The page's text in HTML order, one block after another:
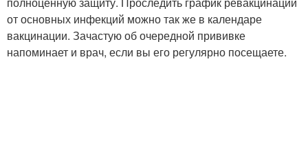
от основных инфекций можно так же в календаре
вакцинации. Зачастую об очередной прививке
напоминает и врач, если вы его регулярно посещаете.